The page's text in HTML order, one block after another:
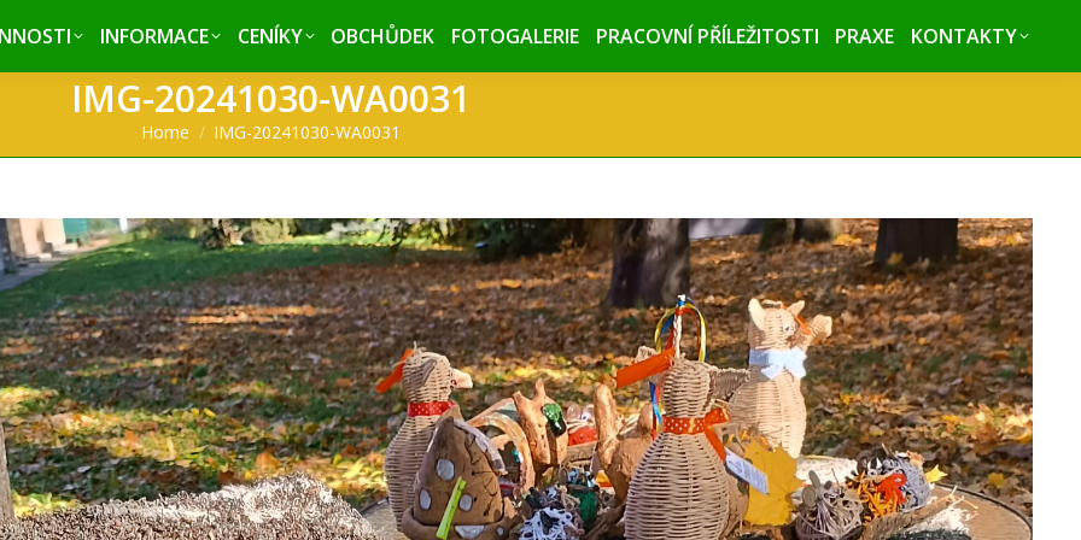
INFORMACE CENÍKY OBCHŮDEK FOTOGALERIE PRACOVNÍ PŘÍLEŽITOSTI PRAXE KONTAKTY
IMG-20241030-WA0031
You are here:
Home IMG-20241030-WA0031
INFORMACE CENÍKY OBCHŮDEK FOTOGALERIE PRACOVNÍ PŘÍLEŽITOSTI PRAXE KONTAKTY